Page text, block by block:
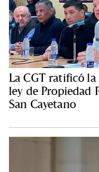
La CGT ratificó
ley de Propiedad
San Cayetano